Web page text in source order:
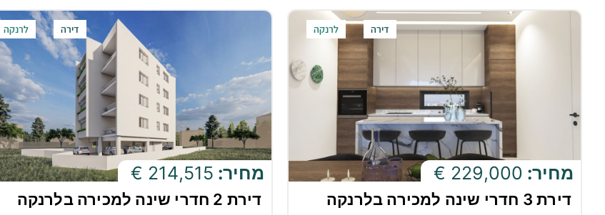
מחיר: 229,000 €
לרנקה דירה
דירת 3 חדרי שינה למכירה בלרנקה
מחיר: 214,515 €
לרנקה דירה
דירת 2 חדרי שינה למכירה בלרנקה